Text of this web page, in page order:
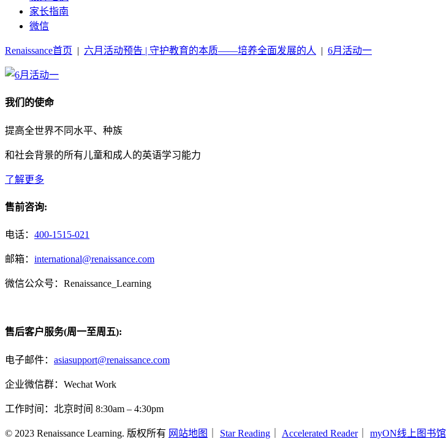
家长指南
微信
Renaissance首页 | 六月活动预告 | 守护教育的本质——培养全面发展的人 | 6月活动一
我们的使命
提高全世界不同水平、种族
和社会背景的所有儿童和成人的英语学习能力
了解更多
售前咨询:
电话： 400-1515-021
邮箱： international@renaissance.com
微信公众号：Renaissance_Learning
售后客户服务(周一至周五):
电子邮件： asiasupport@renaissance.com
企业微信群：Wechat Work
工作时间：北京时间 8:30am – 4:30pm
© 2023 Renaissance Learning. 版权所有 网站地图 Star Reading Accelerated Reader｜ myON线上图书馆